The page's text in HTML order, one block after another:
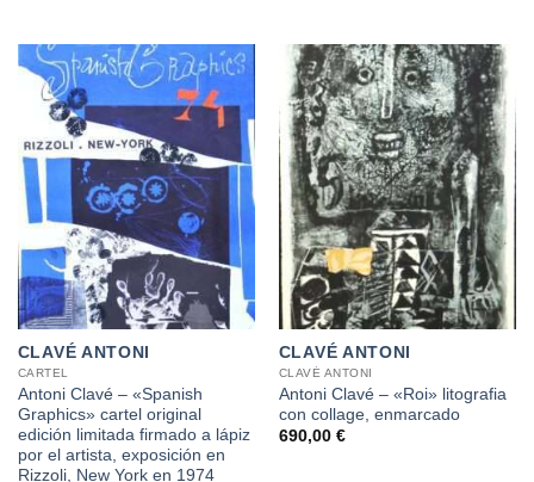
CLAVÉ ANTONI
CARTEL
Antoni Clavé – «Spanish
Graphics» cartel original
edición limitada firmado a lápiz
por el artista, exposición en
Rizzoli, New York en 1974
CLAVÉ ANTONI
CLAVÉ ANTONI
Antoni Clavé – «Roi» litografia
con collage, enmarcado
690,00 €